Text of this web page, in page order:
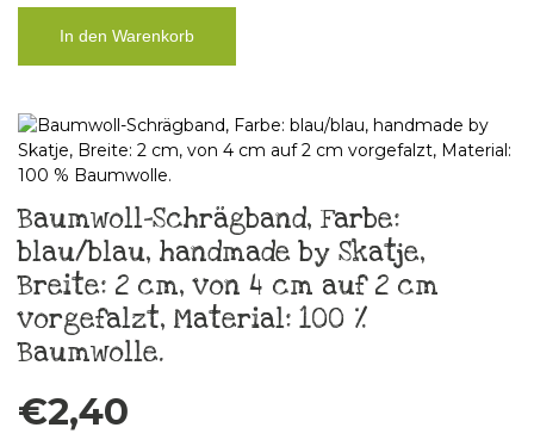
In den Warenkorb
Baumwoll-Schrägband, Farbe:
blau/blau, handmade by Skatje,
Breite: 2 cm, von 4 cm auf 2 cm
vorgefalzt, Material: 100 %
Baumwolle.
€2,40